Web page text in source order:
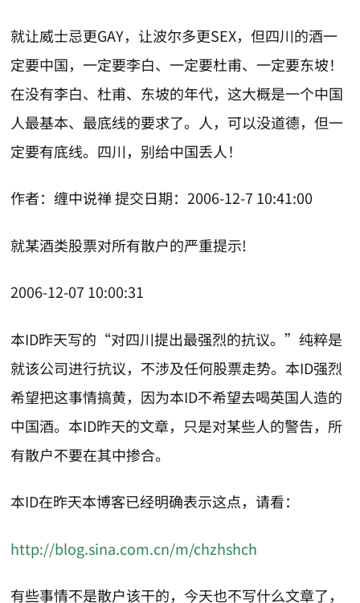
就让威士忌更GAY，让波尔多更SEX，但四川的酒一
定要中国，一定要李白、一定要杜甫、一定要东坡！
在没有李白、杜甫、东坡的年代，这大概是一个中国
人最基本、最底线的要求了。人，可以没道德，但一
定要有底线。四川，别给中国丢人！
作者：缠中说禅 提交日期：2006-12-7 10:41:00
就某酒类股票对所有散户的严重提示!
2006-12-07 10:00:31
本ID昨天写的“对四川提出最强烈的抗议。”纯粹是
就该公司进行抗议，不涉及任何股票走势。本ID强烈
希望把这事情搞黄，因为本ID不希望去喝英国人造的
中国酒。本ID昨天的文章，只是对某些人的警告，所
有散户不要在其中掺合。
本ID在昨天本博客已经明确表示这点，请看：
http://blog.sina.com.cn/m/chzhshch
有些事情不是散户该干的，今天也不写什么文章了，